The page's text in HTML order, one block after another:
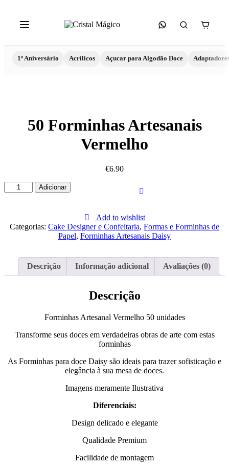
1º Aniversário Acrílicos Açucar para Algodão Doce
50 Forminhas Artesanais
Vermelho
€6.90
Quantidade
de
Artesanais
Vermelho
Adicionar
Add to wishlist
Categorias: Cake Designer e Confeitaria, Formas e Forminhas de
Papel, Forminhas Artesanais Daisy
Descrição Informação adicional Avaliações (0)
Descrição
Forminhas Artesanal Vermelho 50 unidades
Transforme seus doces em verdadeiras obras de arte com estas
forminhas
As Forminhas para doce Daisy são ideais para trazer sofisticação e
elegância à sua mesa de doces.
Imagens meramente Ilustrativa
Diferenciais:
Design delicado e elegante
Qualidade Premium
Facilidade de montagem